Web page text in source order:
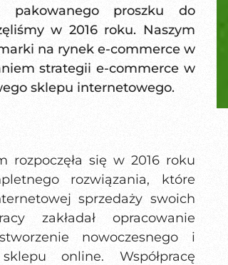
proszku do
w 2016 roku. Naszym
na rynek e-commerce w
strategii e-commerce w
sklepu internetowego.
rozpoczęła się w 2016 roku
rozwiązania, które
sprzedaży swoich
zakładał opracowanie
nowoczesnego i
online. Współpracę